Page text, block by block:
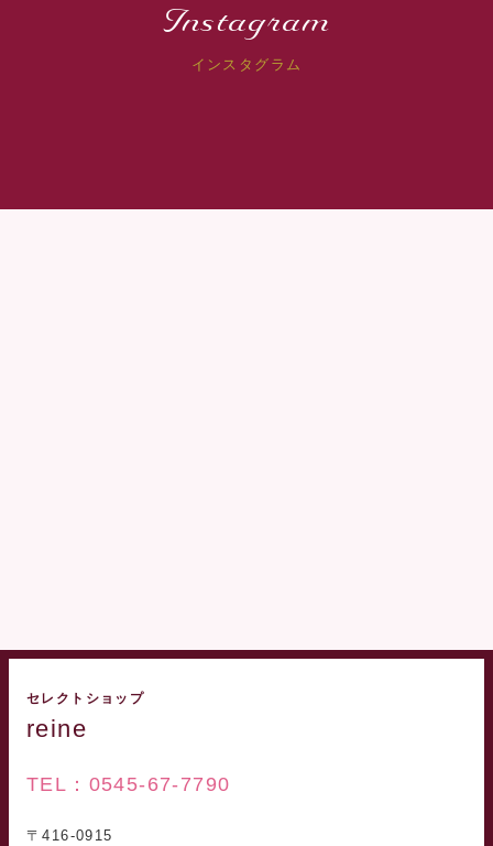
Instagram
インスタグラム
セレクトショップ
reine
TEL：0545-67-7790
〒416-0915